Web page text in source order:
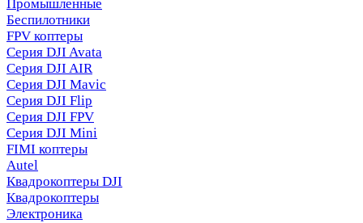
Промышленные
Беспилотники
FPV коптеры
Серия DJI Avata
Серия DJI AIR
Серия DJI Mavic
Серия DJI Flip
Серия DJI FPV
Серия DJI Mini
FIMI коптеры
Autel
Квадрокоптеры DJI
Квадрокоптеры
Электроника